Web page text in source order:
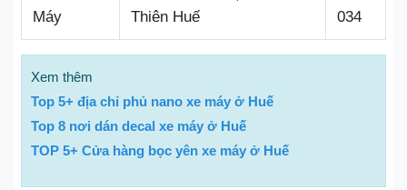
Máy
Thiên Huế
034
Xem thêm
Top 5+ địa chỉ phủ nano xe máy ở Huế
Top 8 nơi dán decal xe máy ở Huế
TOP 5+ Cửa hàng bọc yên xe máy ở Huế